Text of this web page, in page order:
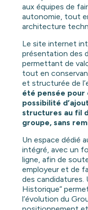
aux équipes de
autonomie, tout
architecture
Le site internet
présentation des
permettant de
tout en
et structurée de
été pensée pour
possibilité
structures au fil
groupe, sans
Un espace dédié
intégré, avec un
ligne, afin de
employeur et de
des candidatures.
Historique”
l’évolution du